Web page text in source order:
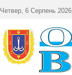
Четвер, 6 Серпень 2026